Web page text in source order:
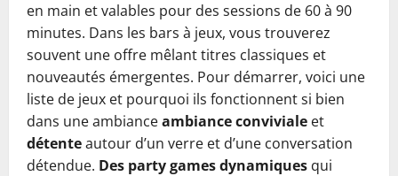
en main et valables pour des sessions de 60 à 90
minutes. Dans les bars à jeux, vous trouverez
souvent une offre mêlant titres classiques et
nouveautés émergentes. Pour démarrer, voici une
liste de jeux et pourquoi ils fonctionnent si bien
dans une ambianceambiance conviviale et
détenteautour d’un verre et d’une conversation
détendue. Des party games dynamiques qui